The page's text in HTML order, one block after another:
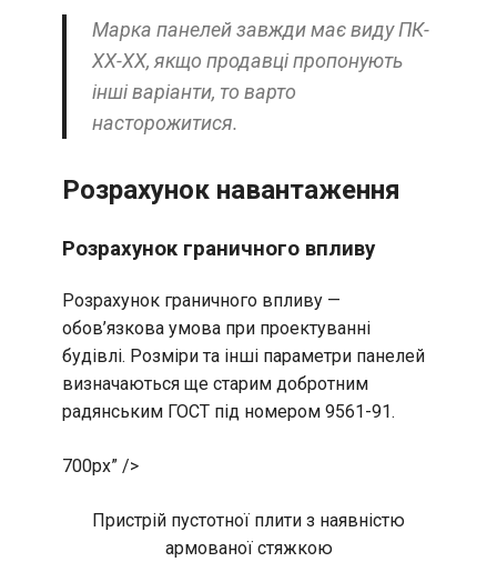
Марка панелей завжди має виду ПК-
XX-XX, якщо продавці пропонують
інші варіанти, то варто
насторожитися.
Розрахунок навантаження
Розрахунок граничного впливу
Розрахунок граничного впливу —
обов’язкова умова при проектуванні
будівлі. Розміри та інші параметри панелей
визначаються ще старим добротним
радянським ГОСТ під номером 9561-91.
700px” />
Пристрій пустотної плити з наявністю
армованої стяжкою